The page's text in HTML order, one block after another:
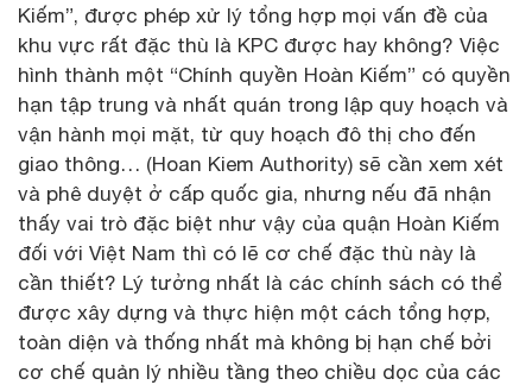
Kiếm”, được phép xử lý tổng hợp mọi vấn đề của
khu vực rất đặc thù là KPC được hay không? Việc
hình thành một “Chính quyền Hoàn Kiếm” có quyền
hạn tập trung và nhất quán trong lập quy hoạch và
vận hành mọi mặt, từ quy hoạch đô thị cho đến
giao thông… (Hoan Kiem Authority) sẽ cần xem xét
và phê duyệt ở cấp quốc gia, nhưng nếu đã nhận
thấy vai trò đặc biệt như vậy của quận Hoàn Kiếm
đối với Việt Nam thì có lẽ cơ chế đặc thù này là
cần thiết? Lý tưởng nhất là các chính sách có thể
được xây dựng và thực hiện một cách tổng hợp,
toàn diện và thống nhất mà không bị hạn chế bởi
cơ chế quản lý nhiều tầng theo chiều dọc của các